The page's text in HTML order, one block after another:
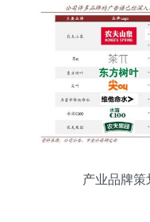
产业品牌策